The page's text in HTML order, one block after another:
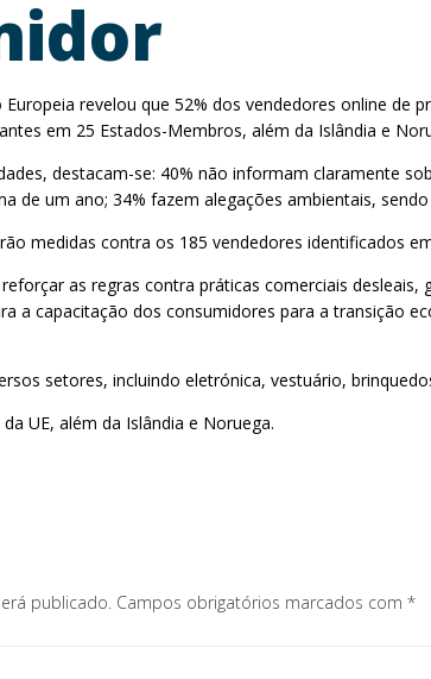
revelou que 52% dos vendedores online
em 25 Estados-Membros, além da Islândia e
destacam-se: 40% não informam claramente
de um ano; 34% fazem alegações ambientais,
medidas contra os 185 vendedores identificados
as regras contra práticas comerciais
a capacitação dos consumidores para a transição
setores, incluindo eletrónica, vestuário,
UE, além da Islândia e Noruega.
publicado. Campos obrigatórios marcados com *